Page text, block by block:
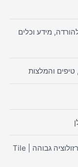
מידע וכלים
טיפים והמלצות
הדמיית אריחים 3D | הדמיות ריצוף וחיפוי ברזולוציה גבוהה | Tile